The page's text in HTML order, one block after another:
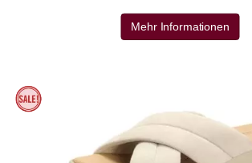
Mehr Informationen